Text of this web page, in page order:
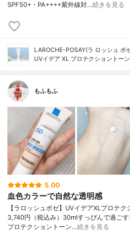
SPF50+・PA++++紫外線対…続きを見る
LAROCHE-POSAY(ラ ロッシュ ポ
UVイデア XL プロテクショントー
もふもふ
5.00
血色カラーで自然な透明感
【ラロッシュポゼ】UVイデアXLプロテ
3,740円（税込み）30mlすっぴんで過ご
プロテクショントーン…続きを見る